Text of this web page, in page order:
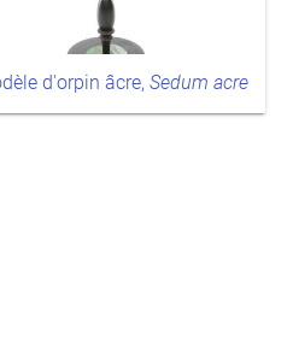
d'orpin âcre, Sedum acre